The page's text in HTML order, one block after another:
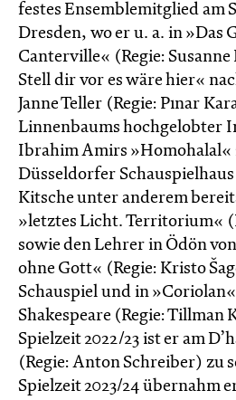
festes Ensemblemitglied am
Dresden, wo er u. a. in »Das
Canterville« (Regie:
Stell dir vor es wäre hier«
Janne Teller (Regie: Pınar
Linnenbaums hochgelobter
Ibrahim Amirs »Homohalal«
Düsseldorfer
Kitsche unter anderem
»letztes Licht. Territorium«
sowie den Lehrer in Ödön
ohne Gott« (Regie: Kristo
Schauspiel und in
Shakespeare (Regie: Tillman
Spielzeit 2022/23 ist er am
(Regie: Anton Schreiber) zu
Spielzeit 2023/24 übernahm